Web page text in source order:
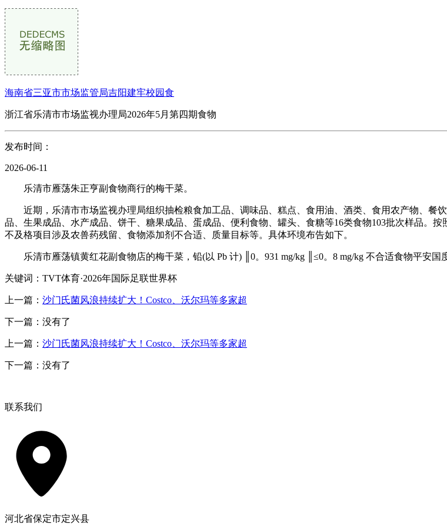
海南省三亚市市场监管局吉阳建牢校园食
浙江省乐清市市场监视办理局2026年5月第四期食物
发布时间：
2026-06-11
乐清市雁荡朱正亨副食物商行的梅干菜。
近期，乐清市市场监视办理局组织抽检粮食加工品、调味品、糕点、食用油、酒类、食用农产物、餐
品、生果成品、水产成品、饼干、糖果成品、蛋成品、便利食物、罐头、食糖等16类食物103批次样品。
不及格项目涉及农兽药残留、食物添加剂不合适、质量目标等。具体环境布告如下。
乐清市雁荡镇黄红花副食物店的梅干菜，铅(以 Pb 计) ║0。931 mg/kg ║≤0。8 mg/kg 不合适食物平安国
关键词：TVT体育·2026年国际足联世界杯
上一篇： 沙门氏菌风浪持续扩大！Costco、沃尔玛等多家超
下一篇：没有了
上一篇： 沙门氏菌风浪持续扩大！Costco、沃尔玛等多家超
下一篇：没有了
联系我们
河北省保定市定兴县